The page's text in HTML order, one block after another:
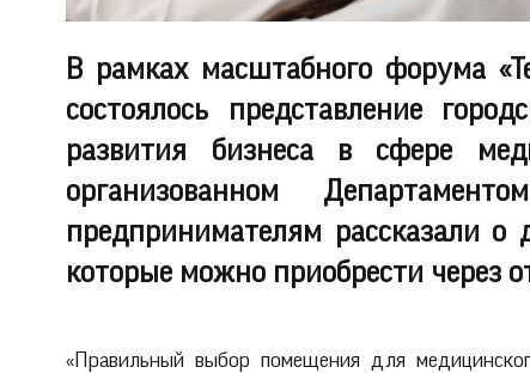
В рамках масштабного форума
состоялось представление
развития бизнеса в сфере
организованном
предпринимателям рассказали о
которые можно приобрести через
«Правильный выбор помещения для